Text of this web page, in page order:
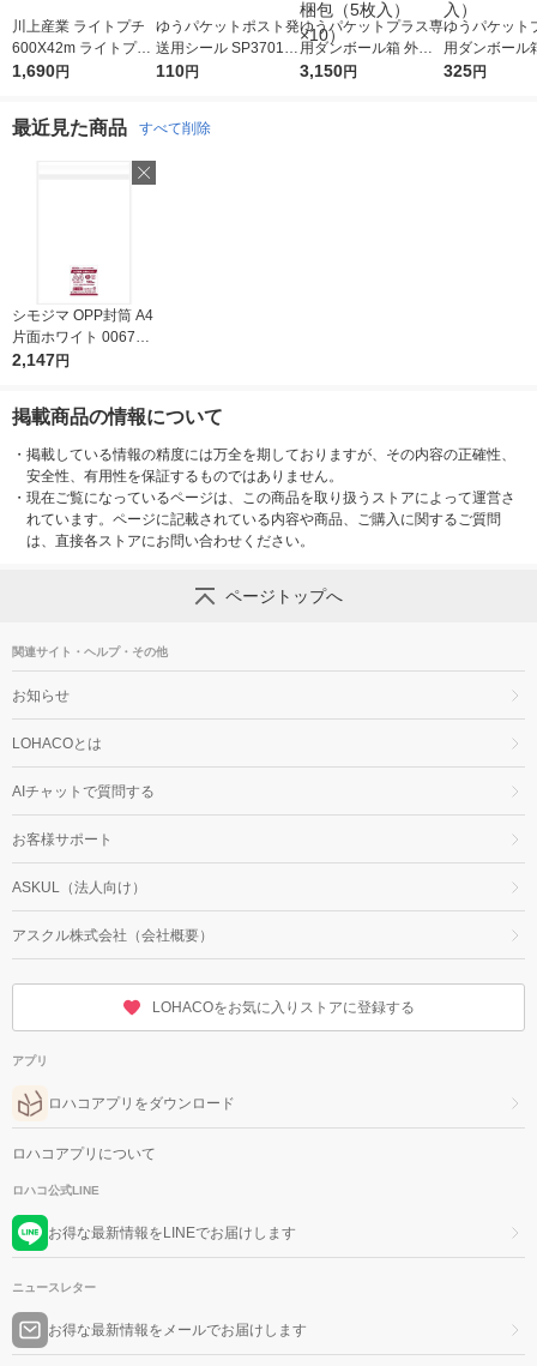
川上産業 ライトプチ
600X42m ライトプチ
(R) 幅600mm×42m巻
1,690円
ゆうパケットポスト発
送用シール SP3701 1
パック（20枚入） 今
110円
ゆうパケットプラス専
用ダンボール箱 外寸
法：縦24cm×横17cm
3,150円
ゆうパケット
用ダンボール
法：縦24cm×
325円
最近見た商品 すべて削除
お気に入りに
登録しました
シモジマ OPP封筒 A4
片面ホワイト 006795
821 1袋(100枚)
2,147円
掲載商品の情報について
・ 掲載している情報の精度には万全を期しておりますが、その内容の正確性、
安全性、有用性を保証するものではありません。
・ 現在ご覧になっているページは、この商品を取り扱うストアによって運営さ
れています。ページに記載されている内容や商品、ご購入に関するご質問
は、直接各ストアにお問い合わせください。
ページトップへ
関連サイト・ヘルプ・その他
お知らせ
LOHACOとは
AIチャットで質問する
お客様サポート
ASKUL（法人向け）
アスクル株式会社（会社概要）
LOHACOをお気に入りストアに登録する
アプリ
ロハコアプリをダウンロード
ロハコアプリについて
ロハコ公式LINE
お得な最新情報をLINEでお届けします
ニュースレター
お得な最新情報をメールでお届けします